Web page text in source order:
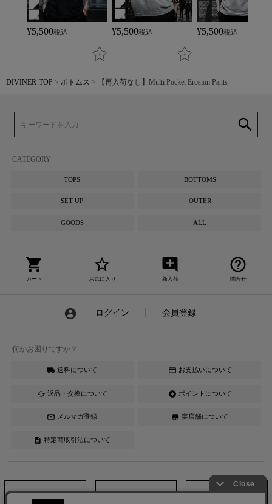
¥5,500税込 ¥5,500税込 ¥5,500税込
DIVINER-TOP ボトムス 【再入荷なし】Multi Pocket Erosion Pants
search
CATEGORY
TOPS BOTTOMS
SET UP OUTER
GOODS ALL
shopping_cart
カート
star_border
お気に入り
add_comment
新入荷
help_outline
問合せ
account_circle ログイン 会員登録
何かお困りですか？
local_shipping 送料について credit_card お支払いについて
cached 返品・交換について offline_bolt ポイントについて
mail_outline メルマガ登録 store 実店舗について
description 特定商取引法について